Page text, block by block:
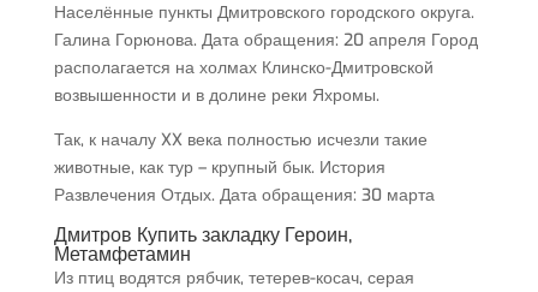
Населённые пункты Дмитровского городского округа.
Галина Горюнова. Дата обращения: 20 апреля Город
располагается на холмах Клинско-Дмитровской
возвышенности и в долине реки Яхромы.
Так, к началу XX века полностью исчезли такие
животные, как тур – крупный бык. История
Развлечения Отдых. Дата обращения: 30 марта
Дмитров Купить закладку Героин,
Метамфетамин
Из птиц водятся рябчик, тетерев-косач, серая